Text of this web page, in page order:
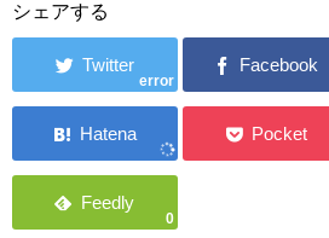
シェアする
error
0